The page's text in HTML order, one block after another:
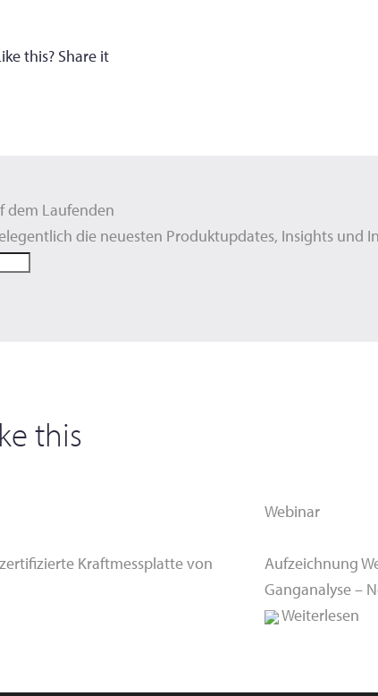
this? Share it
dem Laufenden
die neuesten Produktupdates, Insights
this
Kraftmessplatte von
Webinar
Aufzeichnung
Ganganalyse –
Weiterlesen